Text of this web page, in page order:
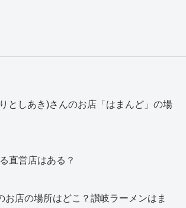
としあき)さんのお店「はまんど」の場
直営店はある？
お店の場所はどこ？讃岐ラーメンはま